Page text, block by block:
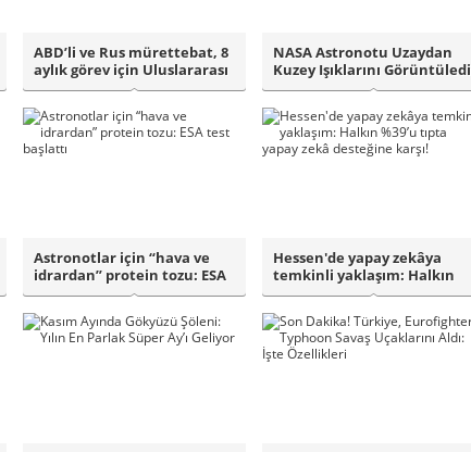
ABD’li ve Rus mürettebat, 8
aylık görev için Uluslararası
Uz..
NASA Astronotu Uzaydan
Kuzey Işıklarını Görüntüledi
Astronotlar için “hava ve
idrardan” protein tozu: ESA
test b..
Hessen'de yapay zekâya
temkinli yaklaşım: Halkın
%39’u tıpta..